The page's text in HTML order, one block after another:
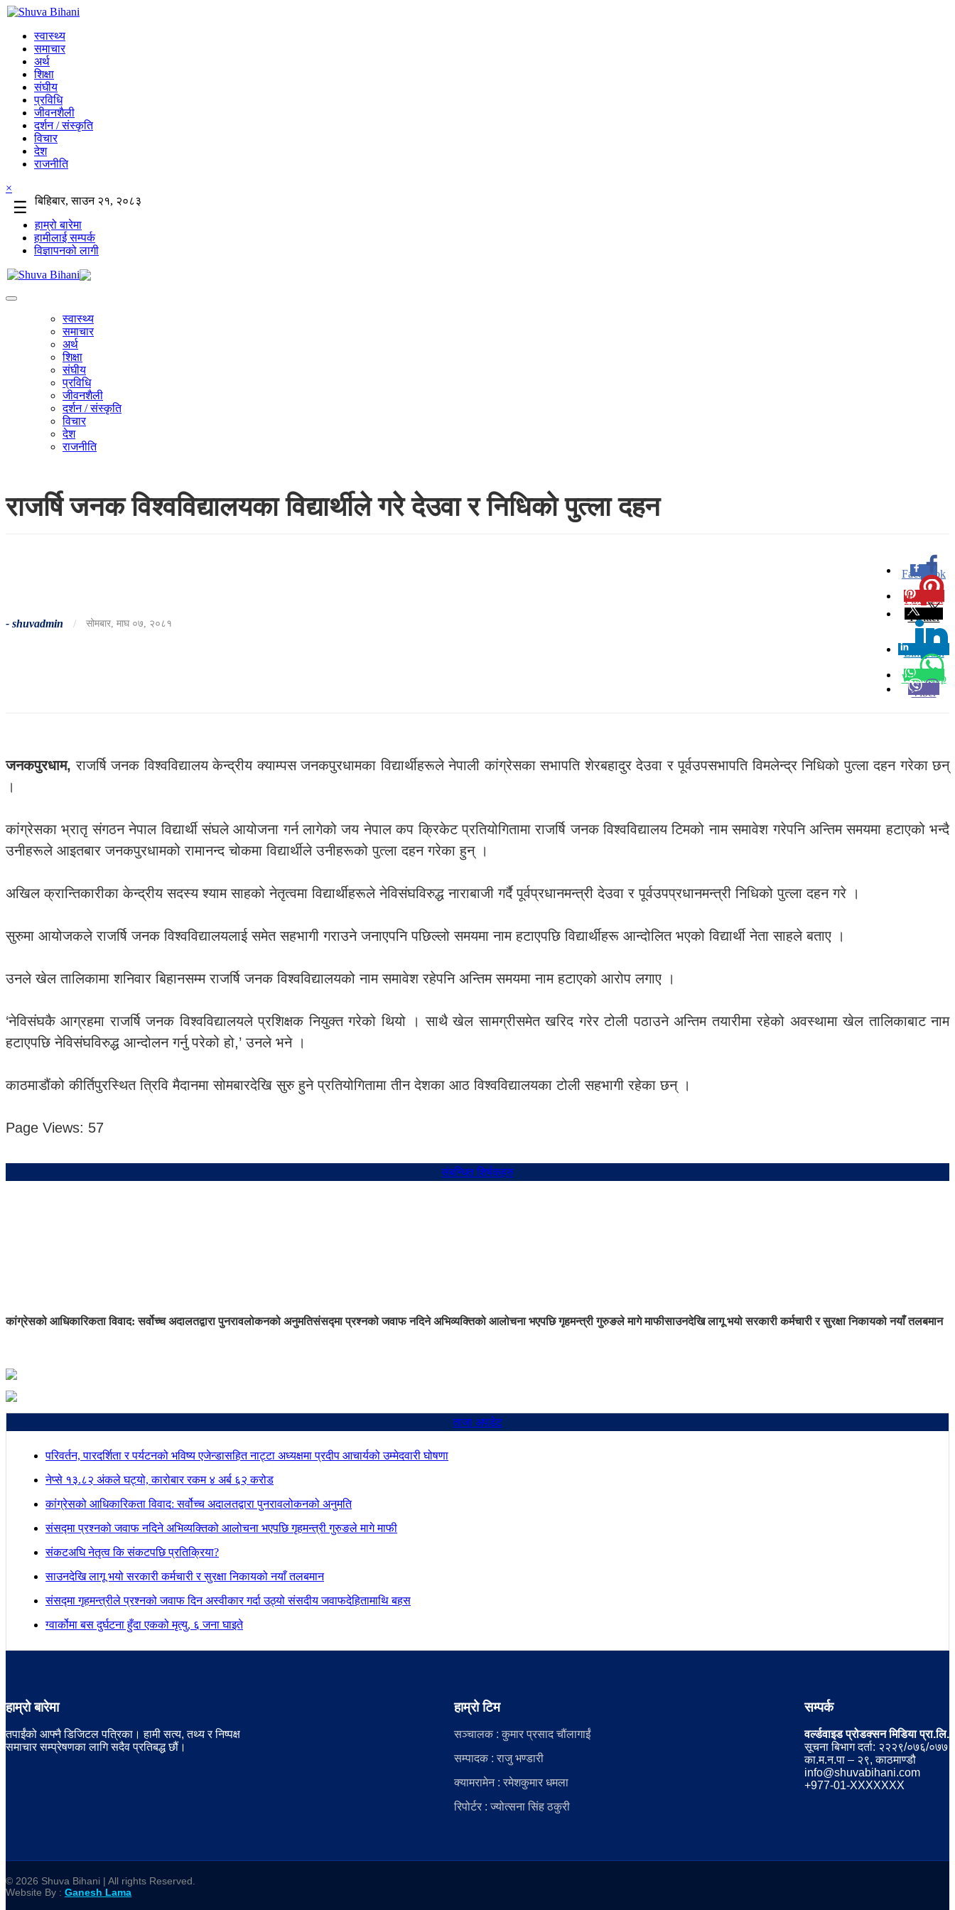
स्वास्थ्य
समाचार
अर्थ
शिक्षा
संघीय
प्रविधि
जीवनशैली
दर्शन / संस्कृति
विचार
देश
राजनीति
×
☰
बिहिबार, साउन २१, २०८३
हाम्रो बारेमा
हामीलाई सम्पर्क
विज्ञापनको लागी
स्वास्थ्य
समाचार
अर्थ
शिक्षा
संघीय
प्रविधि
जीवनशैली
दर्शन / संस्कृति
विचार
देश
राजनीति
राजर्षि जनक विश्वविद्यालयका विद्यार्थीले गरे देउवा र निधिको पुत्ला दहन
- shuvadmin / सोमबार, माघ ०७, २०८१
Facebook
0
Pinterest
Twitter
Linkedin
0
Whatsapp
Viber
जनकपुरधाम, राजर्षि जनक विश्वविद्यालय केन्द्रीय क्याम्पस जनकपुरधामका विद्यार्थीहरूले नेपाली कांग्रेसका सभापति शेरबहादुर देउवा र पूर्वउपसभापति विमलेन्द्र निधिको पुत्ला दहन गरेका छन्
।
कांग्रेसका भ्रातृ संगठन नेपाल विद्यार्थी संघले आयोजना गर्न लागेको जय नेपाल कप क्रिकेट प्रतियोगितामा राजर्षि जनक विश्वविद्यालय टिमको नाम समावेश गरेपनि अन्तिम समयमा हटाएको भन्दै
उनीहरूले आइतबार जनकपुरधामको रामानन्द चोकमा विद्यार्थीले उनीहरूको पुत्ला दहन गरेका हुन् ।
अखिल क्रान्तिकारीका केन्द्रीय सदस्य श्याम साहको नेतृत्वमा विद्यार्थीहरूले नेविसंघविरुद्ध नाराबाजी गर्दै पूर्वप्रधानमन्त्री देउवा र पूर्वउपप्रधानमन्त्री निधिको पुत्ला दहन गरे ।
सुरुमा आयोजकले राजर्षि जनक विश्वविद्यालयलाई समेत सहभागी गराउने जनाएपनि पछिल्लो समयमा नाम हटाएपछि विद्यार्थीहरू आन्दोलित भएको विद्यार्थी नेता साहले बताए ।
उनले खेल तालिकामा शनिवार बिहानसम्म राजर्षि जनक विश्वविद्यालयको नाम समावेश रहेपनि अन्तिम समयमा नाम हटाएको आरोप लगाए ।
‘नेविसंघकै आग्रहमा राजर्षि जनक विश्वविद्यालयले प्रशिक्षक नियुक्त गरेको थियो । साथै खेल सामग्रीसमेत खरिद गरेर टोली पठाउने अन्तिम तयारीमा रहेको अवस्थामा खेल तालिकाबाट नाम
हटाएपछि नेविसंघविरुद्ध आन्दोलन गर्नु परेको हो,’ उनले भने ।
काठमाडौंको कीर्तिपुरस्थित त्रिवि मैदानमा सोमबारदेखि सुरु हुने प्रतियोगितामा तीन देशका आठ विश्वविद्यालयका टोली सहभागी रहेका छन् ।
Page Views: 57
संबन्धित शिर्षकहरु
कांग्रेसको आधिकारिकता विवाद: सर्वोच्च अदालतद्वारा पुनरावलोकनको अनुमतिसंसद्मा प्रश्नको जवाफ नदिने अभिव्यक्तिको आलोचना भएपछि गृहमन्त्री गुरुङले मागे माफीसाउनदेखि लागू भयो सरकारी कर्मचारी र सुरक्षा निकायको नयाँ तलबमान
ताजा अपडेट
परिवर्तन, पारदर्शिता र पर्यटनको भविष्य एजेन्डासहित नाट्टा अध्यक्षमा प्रदीप आचार्यको उम्मेदवारी घोषणा
नेप्से १३.८२ अंकले घट्यो, कारोबार रकम ४ अर्ब ६२ करोड
कांग्रेसको आधिकारिकता विवाद: सर्वोच्च अदालतद्वारा पुनरावलोकनको अनुमति
संसद्मा प्रश्नको जवाफ नदिने अभिव्यक्तिको आलोचना भएपछि गृहमन्त्री गुरुङले मागे माफी
संकटअघि नेतृत्व कि संकटपछि प्रतिक्रिया?
साउनदेखि लागू भयो सरकारी कर्मचारी र सुरक्षा निकायको नयाँ तलबमान
संसद्मा गृहमन्त्रीले प्रश्नको जवाफ दिन अस्वीकार गर्दा उठ्यो संसदीय जवाफदेहितामाथि बहस
ग्वार्कोमा बस दुर्घटना हुँदा एकको मृत्यु, ६ जना घाइते
हाम्रो बारेमा
तपाईंको आफ्नै डिजिटल पत्रिका। हामी सत्य, तथ्य र निष्पक्ष
समाचार सम्प्रेषणका लागि सदैव प्रतिबद्ध छौं।
हाम्रो टिम
सञ्चालक : कुमार प्रसाद चौंलागाईं
सम्पादक : राजु भण्डारी
क्यामरामेन : रमेशकुमार धमला
रिपोर्टर : ज्योत्सना सिंह ठकुरी
सम्पर्क
वर्ल्डवाइड प्रोडक्सन मिडिया प्रा.लि.
सूचना बिभाग दर्ता: २२२९/०७६/०७७
का.म.न.पा – २९, काठमाण्डौ
info@shuvabihani.com
+977-01-XXXXXXX
© 2026 Shuva Bihani | All rights Reserved.
Website By : Ganesh Lama